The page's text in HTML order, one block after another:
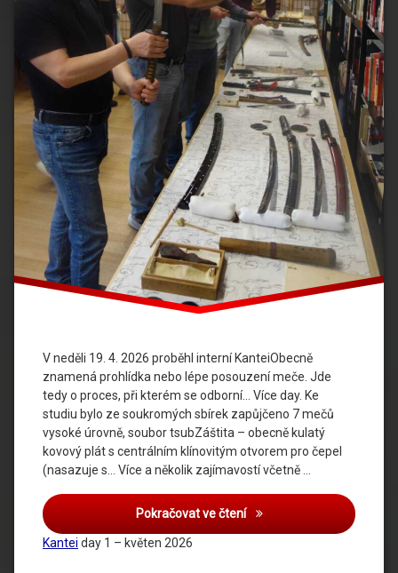
V neděli 19. 4. 2026 proběhl interní KanteiObecně
znamená prohlídka nebo lépe posouzení meče. Jde
tedy o proces, při kterém se odborní… Více day. Ke
studiu bylo ze soukromých sbírek zapůjčeno 7 mečů
vysoké úrovně, soubor tsubZáštita – obecně kulatý
kovový plát s centrálním klínovitým otvorem pro čepel
(nasazuje s… Více a několik zajímavostí včetně …
Pokračovat ve čtení
Kantei day 1 – květen 2026